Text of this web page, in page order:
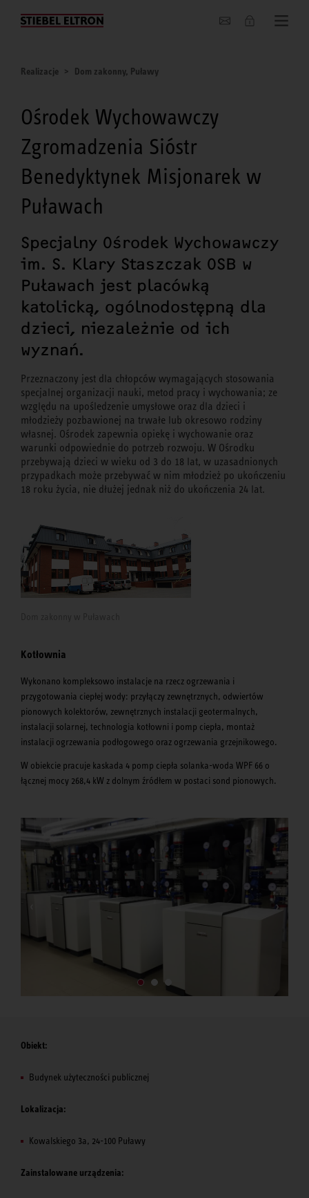
O nas
Realizacje Dom zakonny, Puławy
Ośrodek Wychowawczy
Zgromadzenia Sióstr
Benedyktynek Misjonarek w
Puławach
Specjalny Ośrodek Wychowawczy
im. S. Klary Staszczak OSB w
Puławach jest placówką
katolicką, ogólnodostępną dla
dzieci, niezależnie od ich
wyznań.
Przeznaczony jest dla chłopców wymagających stosowania
specjalnej organizacji nauki, metod pracy i wychowania; ze
względu na upośledzenie umysłowe oraz dla dzieci i
młodzieży pozbawionej na trwałe lub okresowo rodziny
własnej. Ośrodek zapewnia opiekę i wychowanie oraz
warunki odpowiednie do potrzeb rozwoju. W Ośrodku
przebywają dzieci w wieku od 3 do 18 lat, w uzasadnionych
przypadkach może przebywać w nim młodzież po ukończeniu
18 roku życia, nie dłużej jednak niż do ukończenia 24 lat.
Kotłownia
Wykonano kompleksowo instalacje na rzecz ogrzewania i
przygotowania ciepłej wody: przyłączy zewnętrznych, odwiertów
pionowych kolektorów, zewnętrznych instalacji geotermalnych,
instalacji solarnej, technologia kotłowni i pomp ciepła, montaż
instalacji ogrzewania podłogowego oraz ogrzewania grzejnikowego.
W obiekcie pracuje kaskada 4 pomp ciepła solanka-woda WPF 66 o
łącznej mocy 268,4 kW z dolnym źródłem w postaci sond pionowych.
Obiekt:
Budynek użyteczności publicznej
Lokalizacja:
Kowalskiego 3a, 24-100 Puławy
Zainstalowane urządzenia: